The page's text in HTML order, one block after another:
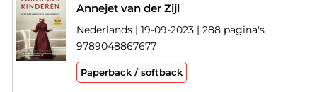
Annejet van der Zijl
Nederlands | 19-09-2023 | 288 pagina's
9789048867677
Paperback / softback